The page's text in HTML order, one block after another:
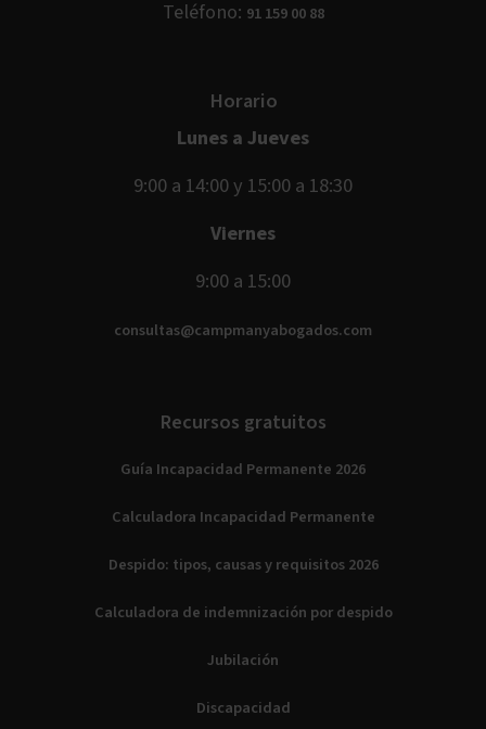
Teléfono: 91 159 00 88
Horario
Lunes a Jueves
9:00 a 14:00 y 15:00 a 18:30
Viernes
9:00 a 15:00
consultas@campmanyabogados.com
Recursos gratuitos
Guía Incapacidad Permanente 2026
Calculadora Incapacidad Permanente
Despido: tipos, causas y requisitos 2026
Calculadora de indemnización por despido
Jubilación
Discapacidad